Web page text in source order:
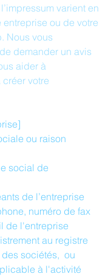
varient en
ou de votre
Nous vous
demander un avis
aider à
votre
ou raison
social de
de l’entreprise
numéro de fax
de l'entreprise
au registre
sociétés, ou
à l'activité